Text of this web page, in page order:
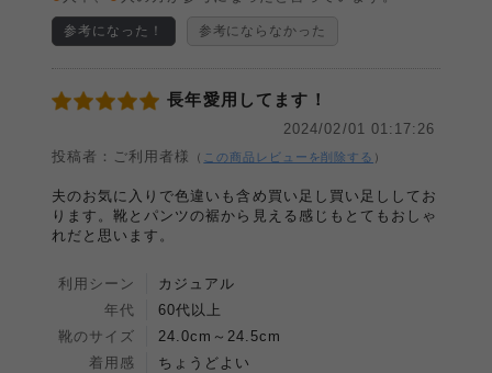
参考になった！ 参考にならなかった
長年愛用してます！
2024/02/01 01:17:26
投稿者：ご利用者様
（ この商品レビューを削除する ）
夫のお気に入りで色違いも含め買い足し買い足ししてお
ります。靴とパンツの裾から見える感じもとてもおしゃ
れだと思います。
利用シーン
カジュアル
年代
60代以上
靴のサイズ
24.0cm～24.5cm
着用感
ちょうどよい